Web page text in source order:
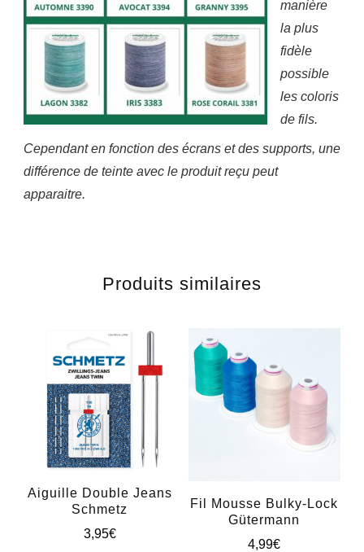
manière
la plus
fidèle
possible
les coloris
de fils.
Cependant en fonction des écrans et des supports, une
différence de teinte avec le produit reçu peut
apparaitre.
Produits similaires
Aiguille Double Jeans
Schmetz
3,95€
Fil Mousse Bulky-Lock
Gütermann
4,99€